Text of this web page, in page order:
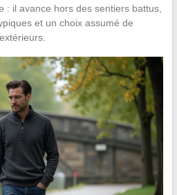
: il avance hors des sentiers battus,
et un choix assumé de